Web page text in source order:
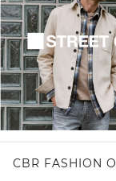
CBR FASHION